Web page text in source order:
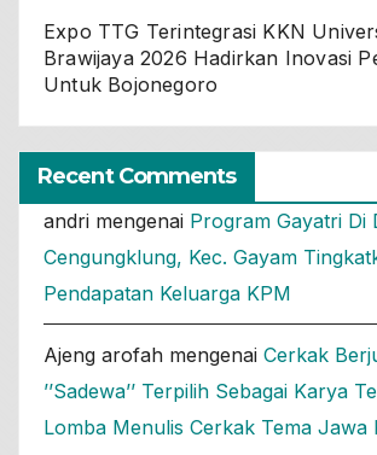
Expo TTG Terintegrasi KKN
Brawijaya 2026 Hadirkan Inovasi
Untuk Bojonegoro
Recent Comments
andri mengenai Program Gayatri Di
Cengungklung, Kec. Gayam
Pendapatan Keluarga KPM
Ajeng arofah mengenai Cerkak
’’Sadewa’’ Terpilih Sebagai Karya
Lomba Menulis Cerkak Tema Jawa